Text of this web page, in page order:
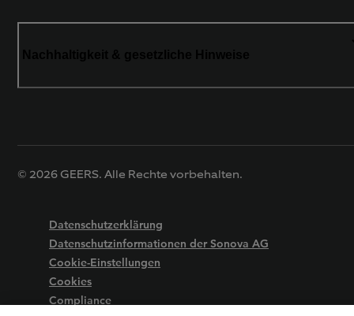
© 2026 GEERS. Alle Rechte vorbehalten.
Datenschutzerklärung
Datenschutzinformationen der Sonova AG
Cookie-Einstellungen
Cookies
Compliance